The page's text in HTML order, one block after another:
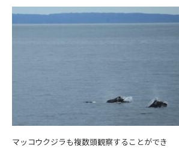
マッコウクジラも複数頭観察することができ